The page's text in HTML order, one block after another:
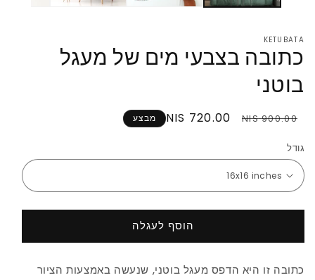
KETUBATA
כתובה בצבעי מים של מעגל
בוטני
מחיר
900.00 NIS
מחיר
720.00 NIS מבצע
גודל
הוסף לעגלה
כתובה זו היא הדפס מעגל בוטני, שנעשה באמצעות הציור